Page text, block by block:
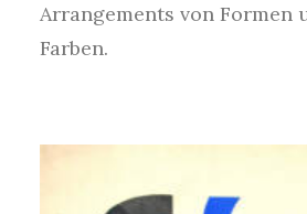
Arrangements von Formen
Farben.